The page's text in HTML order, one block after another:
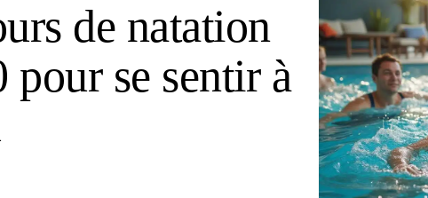
de natation
pour se sentir à